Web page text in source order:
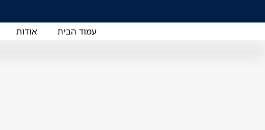
עמוד הבית אודות